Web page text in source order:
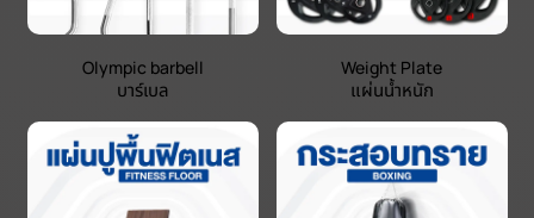
Olympic barbell
บาร์เบล
Weight Plate
แผ่นน้ำหนัก